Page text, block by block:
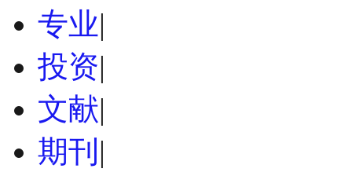
专业|
投资|
文献|
期刊 |